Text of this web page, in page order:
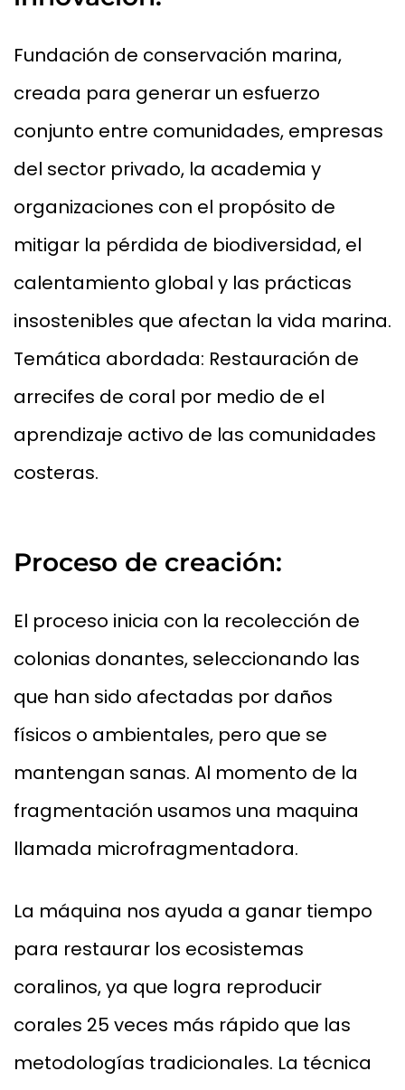
Fundación de conservación marina,
creada para generar un esfuerzo
conjunto entre comunidades, empresas
del sector privado, la academia y
organizaciones con el propósito de
mitigar la pérdida de biodiversidad, el
calentamiento global y las prácticas
insostenibles que afectan la vida marina.
Temática abordada: Restauración de
arrecifes de coral por medio de el
aprendizaje activo de las comunidades
costeras.
Proceso de creación:
El proceso inicia con la recolección de
colonias donantes, seleccionando las
que han sido afectadas por daños
físicos o ambientales, pero que se
mantengan sanas. Al momento de la
fragmentación usamos una maquina
llamada microfragmentadora.
La máquina nos ayuda a ganar tiempo
para restaurar los ecosistemas
coralinos, ya que logra reproducir
corales 25 veces más rápido que las
metodologías tradicionales. La técnica